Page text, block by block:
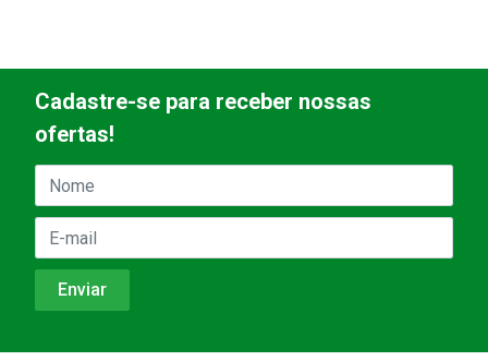
Cadastre-se para receber nossas
ofertas!